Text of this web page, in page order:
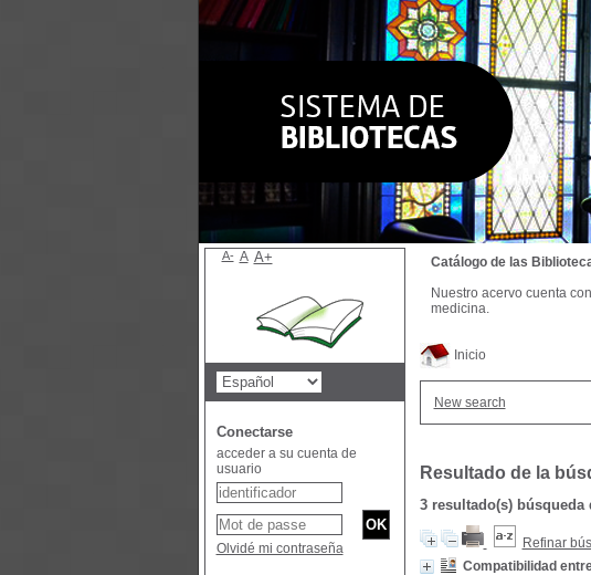
Inicio
New search
Resultado de la
3 resultado(s) búsqueda
Refinar
Compatibilidad
Catálogo de las
Nuestro acervo cuenta
medicina.
A- A A+
Conectarse
acceder a su cuenta de
usuario
Olvidé mi contraseña